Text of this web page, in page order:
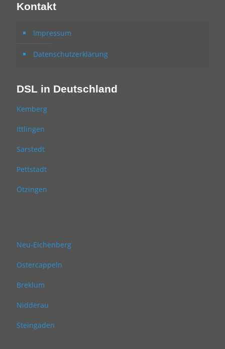
Kontakt
Impressum
Datenschutzerklärung
DSL in Deutschland
Kemberg
Ittlingen
Sarstedt
Pettstadt
Ötzingen
Neu-Eichenberg
Ostercappeln
Breklum
Nidderau
Steingaden